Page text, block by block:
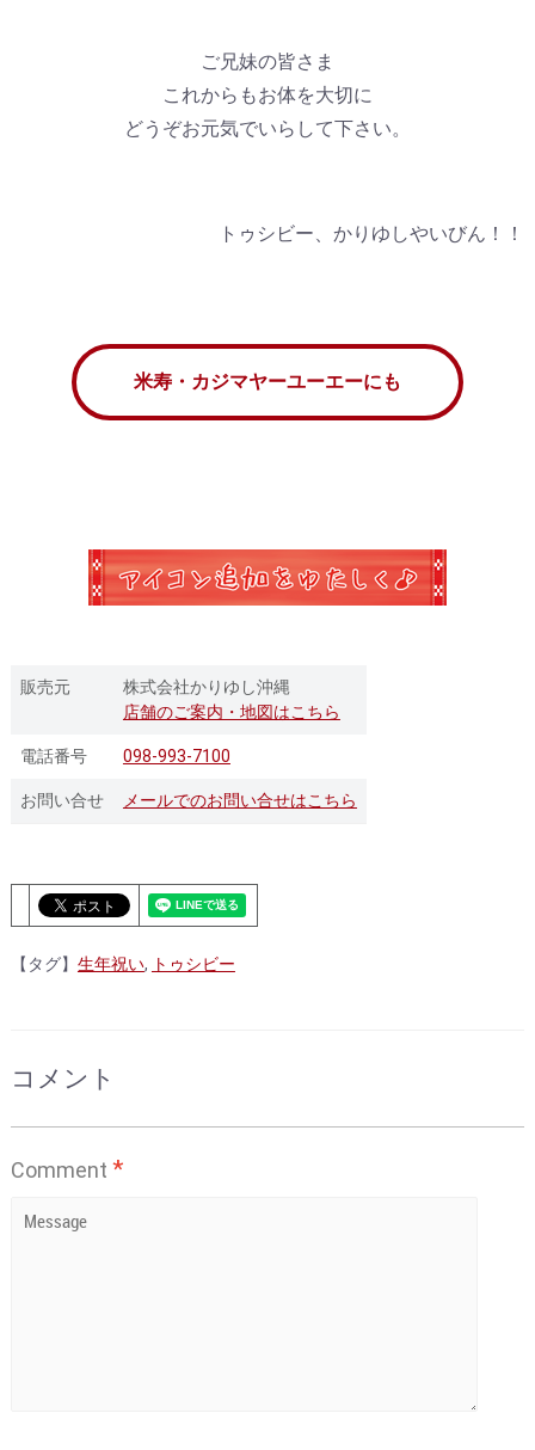
ご兄妹の皆さま
これからもお体を大切に
どうぞお元気でいらして下さい。
トゥシビー、かりゆしやいびん！！
米寿・カジマヤーユーエーにも
販売元
株式会社かりゆし沖縄
店舗のご案内・地図はこちら
電話番号 098-993-7100
お問い合せ メールでのお問い合せはこちら
【タグ】 生年祝い, トゥシビー
コメント
Comment *